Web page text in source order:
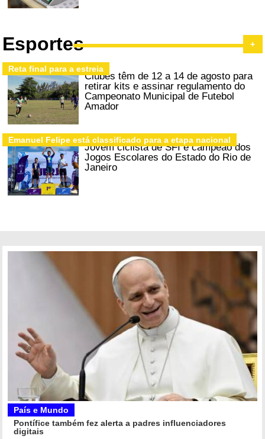
Esportes +
Reta final para a estreia
Clubes têm de 12 a 14 de agosto para
retirar kits e assinar regulamento do
Campeonato Municipal de Futebol
Amador
Emanuel Felipe está classificado para a etapa nacional
Jovem ciclista de SFI é campeão dos
Jogos Escolares do Estado do Rio de
Janeiro
País e Mundo
Pontífice também fez alerta a padres influenciadores
digitais